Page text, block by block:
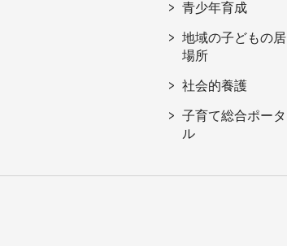
青少年育成
地域の子どもの居
場所
社会的養護
子育て総合ポータ
ル